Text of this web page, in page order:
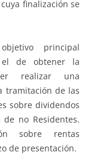
finalización se
principal
el de obtener la
realizar una
tramitación de las
sobre dividendos
no Residentes.
sobre rentas
de presentación.